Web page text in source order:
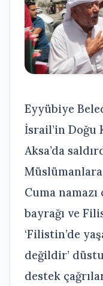
Eyyübiye
İsrail’in Doğu
Aksa’da
Cuma namazı
bayrağı ve
‘Filistin’de
değildir’
destek